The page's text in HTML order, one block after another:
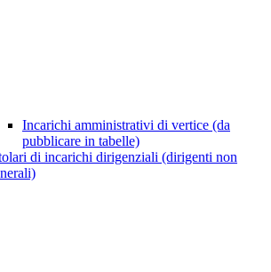
Incarichi amministrativi di vertice (da
pubblicare in tabelle)
di incarichi dirigenziali (dirigenti non